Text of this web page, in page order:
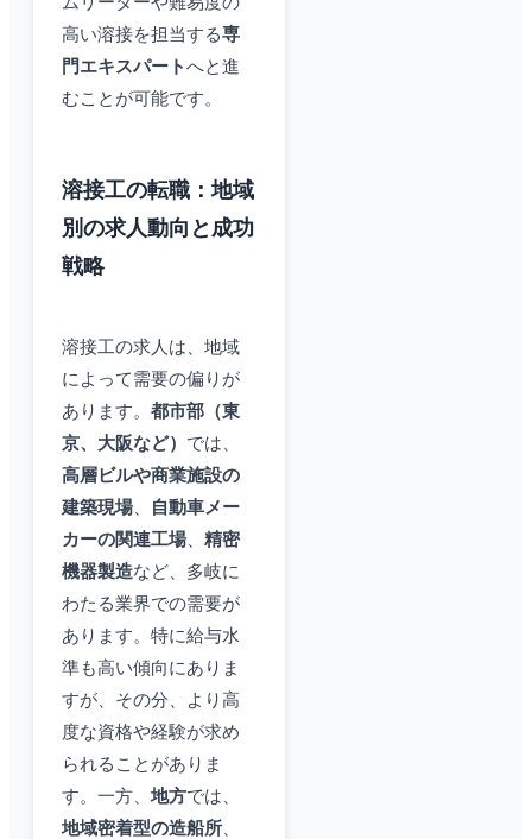
高い溶接を担当する専
門エキスパートへと進
むことが可能です。
溶接工の転職：地域
別の求人動向と成功
戦略
溶接工の求人は、地域
によって需要の偏りが
あります。 都市部（東
京、大阪など） では、
高層ビルや商業施設の
建築現場、
自動車メー
カーの関連工場、 精密
機器製造など、多岐に
わたる業界での需要が
あります。特に給与水
準も高い傾向にありま
すが、その分、より高
度な資格や経験が求め
られることがありま
す。一方、 地方では、
地域密着型の造船所